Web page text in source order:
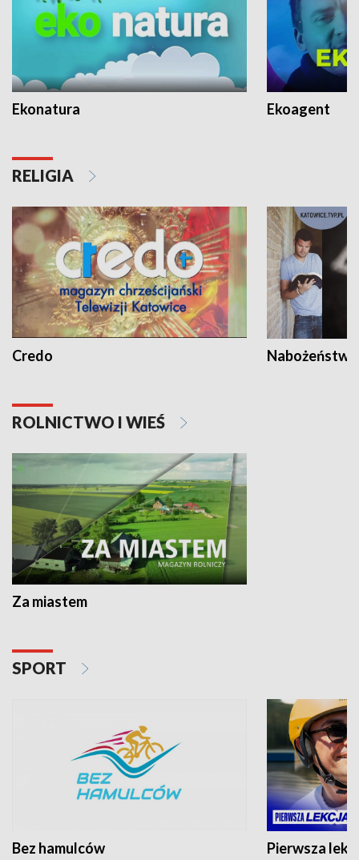
Ekonatura Ekoagent
RELIGIA
Credo
ROLNICTWO I WIEŚ
Za miastem
SPORT
Bez hamulców Pierwsza